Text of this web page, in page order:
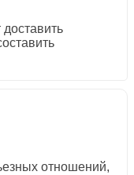
отношений,